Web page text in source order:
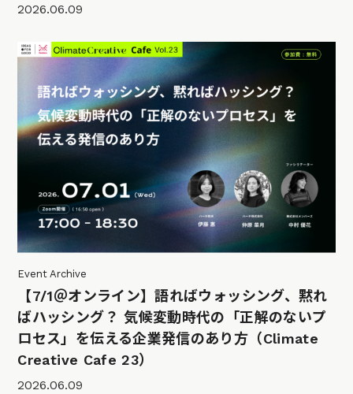
2026.06.09
Event Archive
【7/1＠オンライン】語ればウォッシング、黙れ
ばハッシング？ 気候変動時代の「正解のないプ
ロセス」を伝える企業発信のあり方（Climate
Creative Cafe 23）
2026.06.09